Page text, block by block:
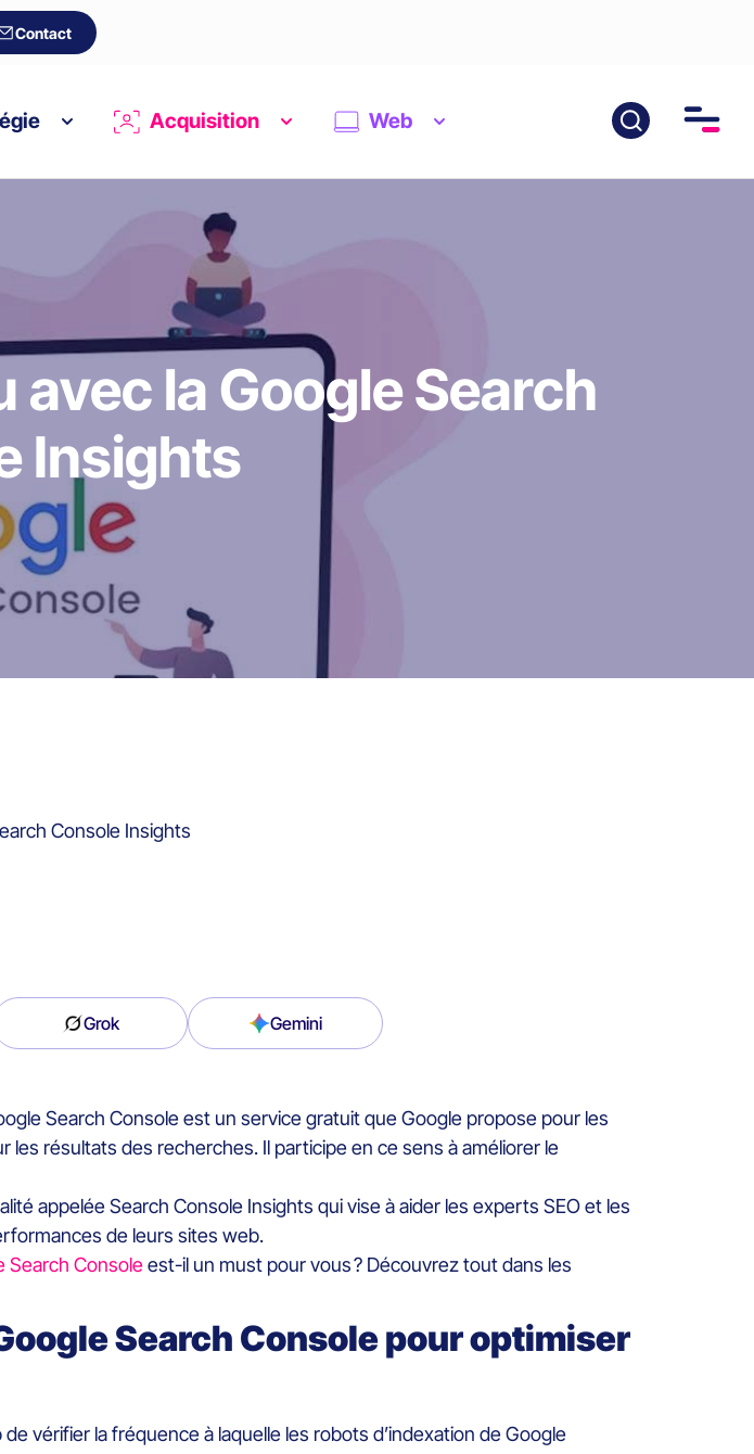
Contact
Acquisition Web
la Google Search
Insights
Console Insights
Grok Gemini
Search Console est un service gratuit que Google propose pour les
résultats des recherches. Il participe en ce sens à améliorer le
appelée Search Console Insights qui vise à aider les experts SEO et les
de leurs sites web.
Search Consoleest-il un must pour vous ? Découvrez tout dans les
Search Console pour optimiser
vérifier la fréquence à laquelle les robots d’indexation de Google